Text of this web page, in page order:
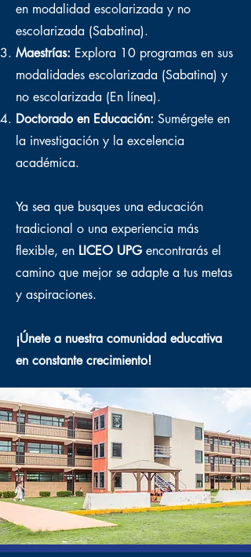
en modalidad escolarizada y no
escolarizada (Sabatina).
Maestrías: Explora 10 programas en sus
modalidades escolarizada (Sabatina) y
no escolarizada (En línea).
Doctorado en Educación: Sumérgete en
la investigación y la excelencia
académica.
Ya sea que busques una educación
tradicional o una experiencia más
flexible, en LICEO UPG encontrarás el
camino que mejor se adapte a tus metas
y aspiraciones.
¡Únete a nuestra comunidad educativa
en constante crecimiento!